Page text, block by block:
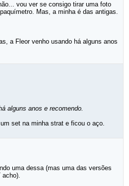
vou ver se consigo tirar uma foto
Mas, a minha é das antigas.
a Fleor venho usando há alguns anos
alguns anos e recomendo.
set na minha strat e ficou o aço.
uma dessa (mas uma das versões
acho).